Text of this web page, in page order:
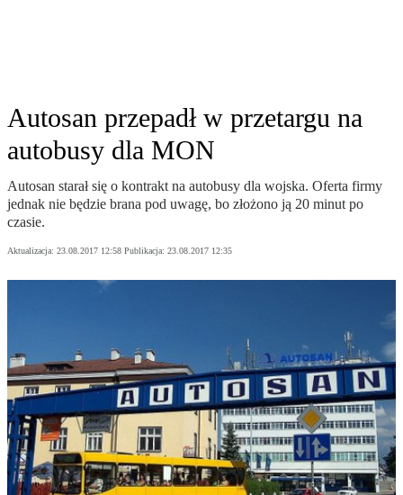
Autosan przepadł w przetargu na
autobusy dla MON
Autosan starał się o kontrakt na autobusy dla wojska. Oferta firmy
jednak nie będzie brana pod uwagę, bo złożono ją 20 minut po
czasie.
Aktualizacja: 23.08.2017 12:58 Publikacja: 23.08.2017 12:35